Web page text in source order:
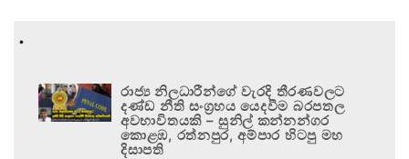
.
රාජ්‍ය නිලධාරීන්ගේ වැරදි තීරණවලට
දණ්ඩ නීති සංග්‍රහය යෙදවීම බරපතල
අවභාවිතයකි – සුනිල් කන්නන්ගර
කොළඹ, රත්නපුර, අම්පාර හිටපු මහ
දිසාපති